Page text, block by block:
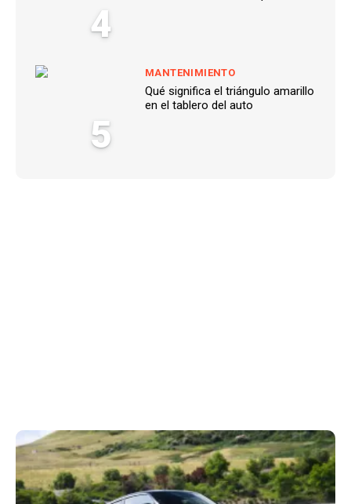
4
5
MANTENIMIENTO
Qué significa el triángulo amarillo
en el tablero del auto